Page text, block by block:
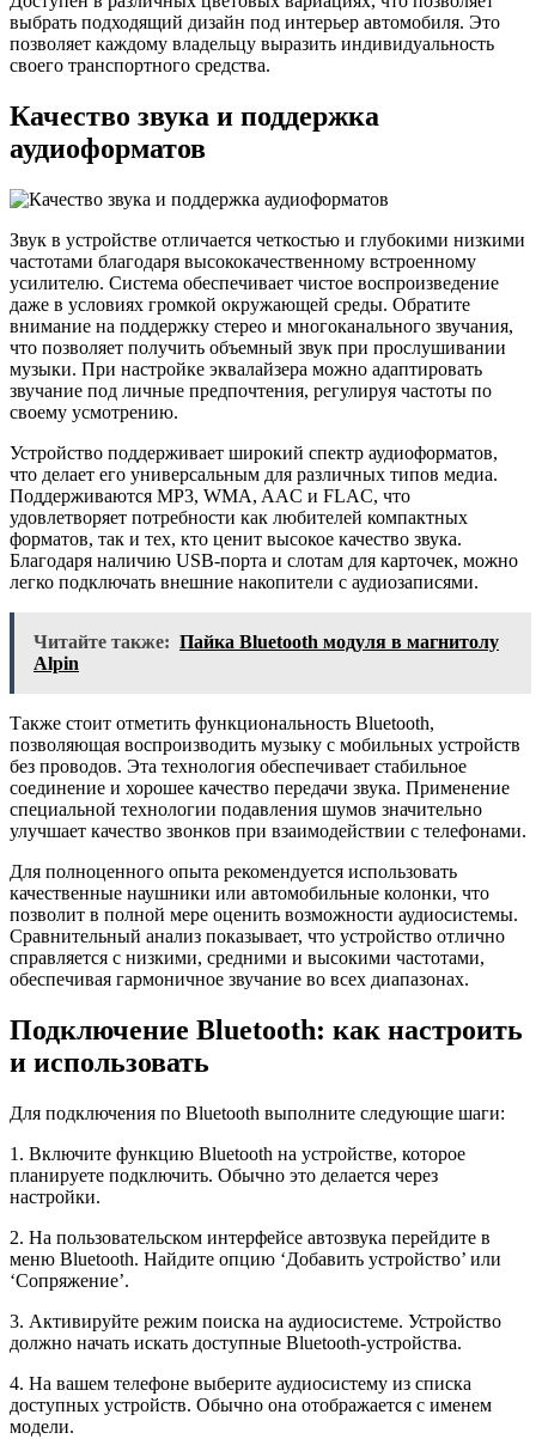
выбрать подходящий дизайн под интерьер автомобиля. Это
позволяет каждому владельцу выразить индивидуальность
своего транспортного средства.
Качество звука и поддержка
аудиоформатов
Звук в устройстве отличается четкостью и глубокими низкими
частотами благодаря высококачественному встроенному
усилителю. Система обеспечивает чистое воспроизведение
даже в условиях громкой окружающей среды. Обратите
внимание на поддержку стерео и многоканального звучания,
что позволяет получить объемный звук при прослушивании
музыки. При настройке эквалайзера можно адаптировать
звучание под личные предпочтения, регулируя частоты по
своему усмотрению.
Устройство поддерживает широкий спектр аудиоформатов,
что делает его универсальным для различных типов медиа.
Поддерживаются MP3, WMA, AAC и FLAC, что
удовлетворяет потребности как любителей компактных
форматов, так и тех, кто ценит высокое качество звука.
Благодаря наличию USB-порта и слотам для карточек, можно
легко подключать внешние накопители с аудиозаписями.
Читайте также: Пайка Bluetooth модуля в магнитолу
Alpin
Также стоит отметить функциональность Bluetooth,
позволяющая воспроизводить музыку с мобильных устройств
без проводов. Эта технология обеспечивает стабильное
соединение и хорошее качество передачи звука. Применение
специальной технологии подавления шумов значительно
улучшает качество звонков при взаимодействии с телефонами.
Для полноценного опыта рекомендуется использовать
качественные наушники или автомобильные колонки, что
позволит в полной мере оценить возможности аудиосистемы.
Сравнительный анализ показывает, что устройство отлично
справляется с низкими, средними и высокими частотами,
обеспечивая гармоничное звучание во всех диапазонах.
Подключение Bluetooth: как настроить
и использовать
Для подключения по Bluetooth выполните следующие шаги:
1. Включите функцию Bluetooth на устройстве, которое
планируете подключить. Обычно это делается через
настройки.
2. На пользовательском интерфейсе автозвука перейдите в
меню Bluetooth. Найдите опцию ‘Добавить устройство’ или
‘Сопряжение’.
3. Активируйте режим поиска на аудиосистеме. Устройство
должно начать искать доступные Bluetooth-устройства.
4. На вашем телефоне выберите аудиосистему из списка
доступных устройств. Обычно она отображается с именем
модели.